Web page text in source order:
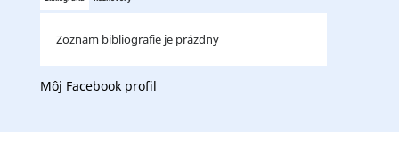
Zoznam bibliografie je prázdny
Môj Facebook profil